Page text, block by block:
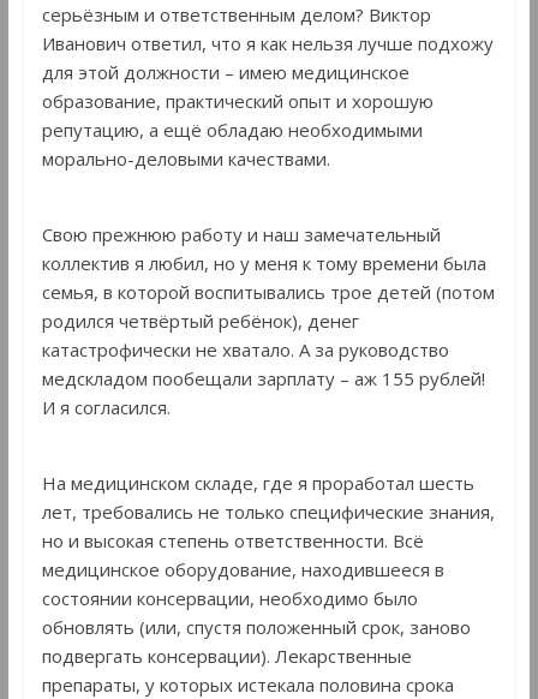
серьёзным и ответственным делом? Виктор
Иванович ответил, что я как нельзя лучше подхожу
для этой должности – имею медицинское
образование, практический опыт и хорошую
репутацию, а ещё обладаю необходимыми
морально-деловыми качествами.
Свою прежнюю работу и наш замечательный
коллектив я любил, но у меня к тому времени была
семья, в которой воспитывались трое детей (потом
родился четвёртый ребёнок), денег
катастрофически не хватало. А за руководство
медскладом пообещали зарплату – аж 155 рублей!
И я согласился.
На медицинском складе, где я проработал шесть
лет, требовались не только специфические знания,
но и высокая степень ответственности. Всё
медицинское оборудование, находившееся в
состоянии консервации, необходимо было
обновлять (или, спустя положенный срок, заново
подвергать консервации). Лекарственные
препараты, у которых истекала половина срока